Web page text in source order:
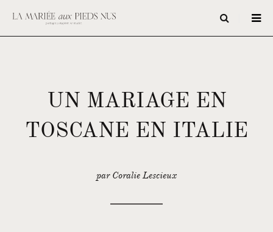
UN MARIAGE EN
TOSCANE EN ITALIE
par Coralie Lescieux